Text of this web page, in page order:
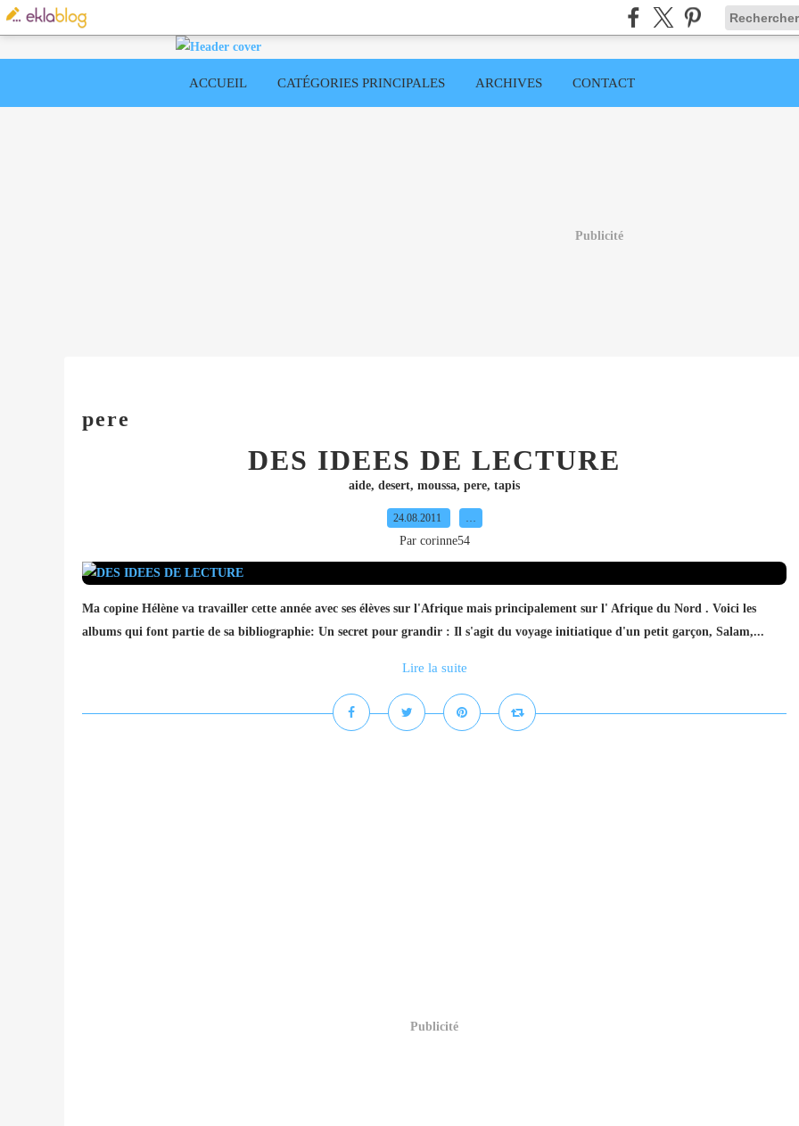
ACCUEIL CATÉGORIES PRINCIPALES ARCHIVES CONTACT
Publicité
pere
DES IDEES DE LECTURE
aide, desert, moussa, pere, tapis
24.08.2011 …
Par corinne54
Ma copine Hélène va travailler cette année avec ses élèves sur l'Afrique mais principalement sur l' Afrique du Nord . Voici les
albums qui font partie de sa bibliographie: Un secret pour grandir : Il s'agit du voyage initiatique d'un petit garçon, Salam,...
Lire la suite
Publicité